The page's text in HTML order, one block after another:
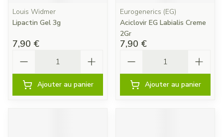
Louis Widmer
Lipactin Gel 3g
7,90 €
Ajouter au panier
Eurogenerics (EG)
Aciclovir EG Labialis Creme
2Gr
7,90 €
Ajouter au panier